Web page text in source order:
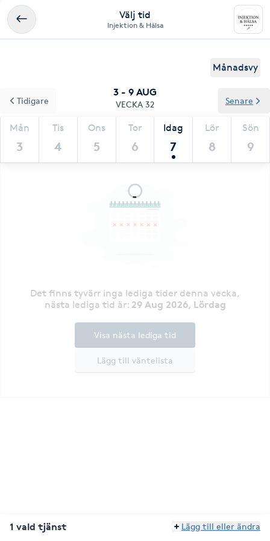
Välj tid
Injektion & Hälsa
Månadsvy
3 - 9 AUG
VECKA 32
Mån
3
Tis
4
Ons
5
Tor
6
Idag
7
Lör
8
Sön
9
Tidigare Senare
Det finns tyvärr inga lediga tider denna vecka,
nästa lediga tid är: 29 Aug 2026, Lördag
Lägg till väntelista
Visa nästa lediga tid
1 vald tjänst Lägg till eller ändra